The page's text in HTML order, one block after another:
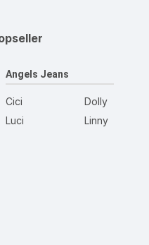
Angels Jeans
Cici
Luci
Dolly
Linny